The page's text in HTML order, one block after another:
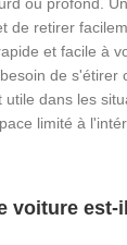
de retirer
et facile à
de s'étirer
dans les
limité à
voiture est-